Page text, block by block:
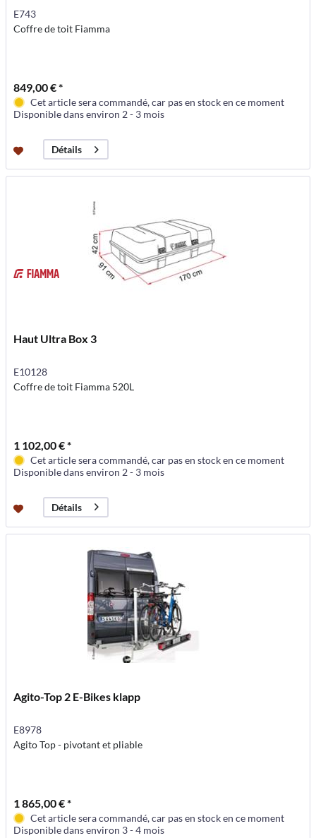
E743
Coffre de toit Fiamma
849,00 € *
Cet article sera commandé, car pas en stock en ce moment
Disponible dans environ 2 - 3 mois
Détails
Haut Ultra Box 3
E10128
Coffre de toit Fiamma 520L
1 102,00 € *
Cet article sera commandé, car pas en stock en ce moment
Disponible dans environ 2 - 3 mois
Détails
Agito-Top 2 E-Bikes klapp
E8978
Agito Top - pivotant et pliable
1 865,00 € *
Cet article sera commandé, car pas en stock en ce moment
Disponible dans environ 3 - 4 mois